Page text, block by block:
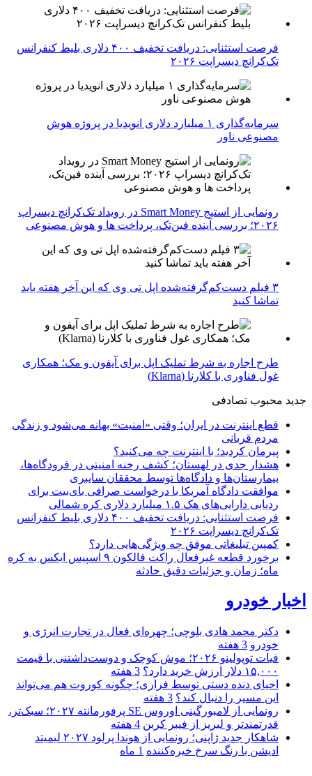
فرصت استثنایی: دریافت تخفیف ۴۰۰ دلاری بلیط کنفرانس
تک‌کرانچ دیسراپت ۲۰۲۶
سرمایه‌گذاری ۱ میلیارد دلاری انویدیا در پروژه هوش
مصنوعی ناور
رونمایی از استیج Smart Money در رویداد تک‌کرانچ دیسراپ
۲۰۲۶؛ بررسی آینده فین‌تک، پرداخت‌ ها و هوش مصنوعی
۳ فیلم دست‌کم‌گرفته‌شده اپل تی وی که این آخر هفته باید
تماشا کنید
طرح اجاره به شرط تملیک اپل برای آیفون و مک؛ همکاری
غول فناوری با کلارنا (Klarna)
جدید محبوب تصادفی
قطع اینترنت در ایران؛ وقتی «امنیت» بهانه می‌شود و زندگی
مردم قربانی
پیرمان کردید؛ با اینترنت چه می‌کنید؟
هشدار جدی در لهستان؛ کشف رخنه امنیتی در فرودگاه‌ها،
بیمارستان‌ها و دادگاه‌ها توسط محققان سایبری
موافقت دادگاه آمریکا با درخواست صرافی بای‌بیت برای
ردیابی دارایی‌های هک ۱.۵ میلیارد دلاری کره شمالی
فرصت استثنایی: دریافت تخفیف ۴۰۰ دلاری بلیط کنفرانس
تک‌کرانچ دیسراپت ۲۰۲۶
کمپین تبلیغاتی موفق چه ویژگی‌هایی دارد؟
برخورد قطعه غیرفعال راکت فالکون ۹ اسپیس ایکس به کره
ماه؛ زمان و جزئیات دقیق حادثه
اخبار خودرو
دکتر محمد هادی بلوچی؛ چهره‌ای فعال در تجارت انرژی و
خودرو 3 هفته
فیات توپولینو ۲۰۲۶؛ موش کوچک و دوست‌داشتنی با قیمت
۱۵,۰۰۰ دلار ارزش خرید دارد؟
3 هفته
احیای دنده دستی توسط فراری؛ چگونه کوروت هم می‌تواند
این مسیر را دنبال کند؟ 3 هفته
رونمایی از لامبورگینی اوروس SE پرفورمانته ۲۰۲۷؛ سبک‌تر،
قدرتمندتر و لبریز از فیبر کربن 4 هفته
شاهکار جدید ژاپنی؛ رونمایی از هوندا پرلود ۲۰۲۷ لیمیتد
ادیشن با رنگ سرخ خیره‌کننده 1 ماه